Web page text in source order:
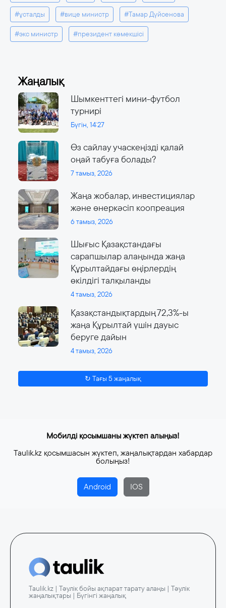
#ұсталды #вице министр #Тамар Дүйсенова
#экс министр #президент көмекшісі
Жаңалық
Шымкенттегі мини-футбол
турнирі
Бүгін, 14:27
Өз сайлау учаскеңізді қалай
оңай табуға болады?
7 тамыз, 2026
Жаңа жобалар, инвестициялар
және өнеркәсіп коопреация
6 тамыз, 2026
Шығыс Қазақстандағы
сарапшылар алаңында жаңа
Құрылтайдағы өңірлердің
өкілдігі талқыланды
4 тамыз, 2026
Қазақстандықтардың 72,3%-ы
жаңа Құрылтай үшін дауыс
беруге дайын
4 тамыз, 2026
↻ Тағы 5 жаңалық
Мобилді қосымшаны жүктеп алыңыз!
Taulik.kz қосымшасын жүктеп, жаңалықтардан хабардар
болыңыз!
Android IOS
Taulik.kz | Тәулік бойы ақпарат тарату алаңы | Тәулік
жаңалықтары | Бүгінгі жаңалық